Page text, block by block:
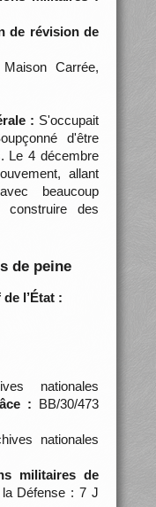
de révision de
Carrée,
: S'occupait
d'être
Le 4 décembre
allant
beaucoup
des
de peine
l’État :
nationales
: BB/30/473
nationales
militaires de
Défense : 7 J